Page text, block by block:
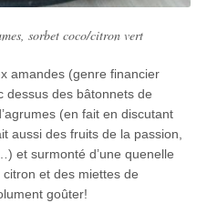
sorbet coco/citron vert
amandes (genre financier
dessus des bâtonnets de
(en fait en discutant
aussi des fruits de la passion,
et surmonté d’une quenelle
et des miettes de
goûter!